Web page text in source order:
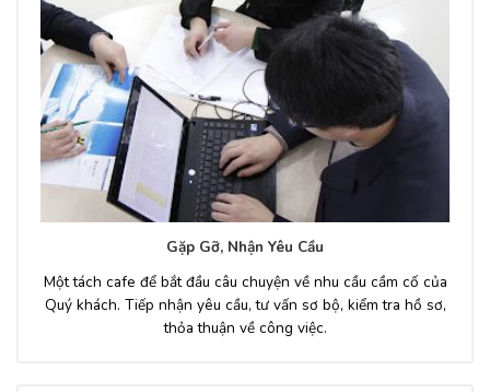
Gặp Gỡ, Nhận Yêu Cầu
Một tách cafe để bắt đầu câu chuyện về nhu cầu cầm cố của
Quý khách. Tiếp nhận yêu cầu, tư vấn sơ bộ, kiểm tra hồ sơ,
thỏa thuận về công việc.